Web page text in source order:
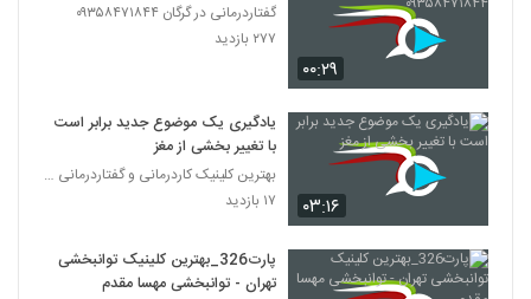
۰۰:۲۹
گفتاردرمانی در گرگان ۰۹۳۵۸۴۷۱۸۴۴
۲۷۷ بازدید
۰۳:۱۶
یادگیری یک موضوع جدید برابر است
با تغییر بخشی از مغز
بهترین کلینیک کاردرمانی و گفتاردرمانی تهران
۱۷ بازدید
پارت326_بهترین کلینیک توانبخشی
تهران - توانبخشی مهسا مقدم